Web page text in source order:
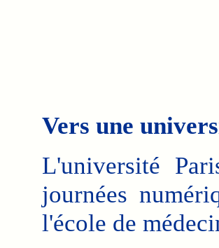
Vers une
L'université
journées
l'école de